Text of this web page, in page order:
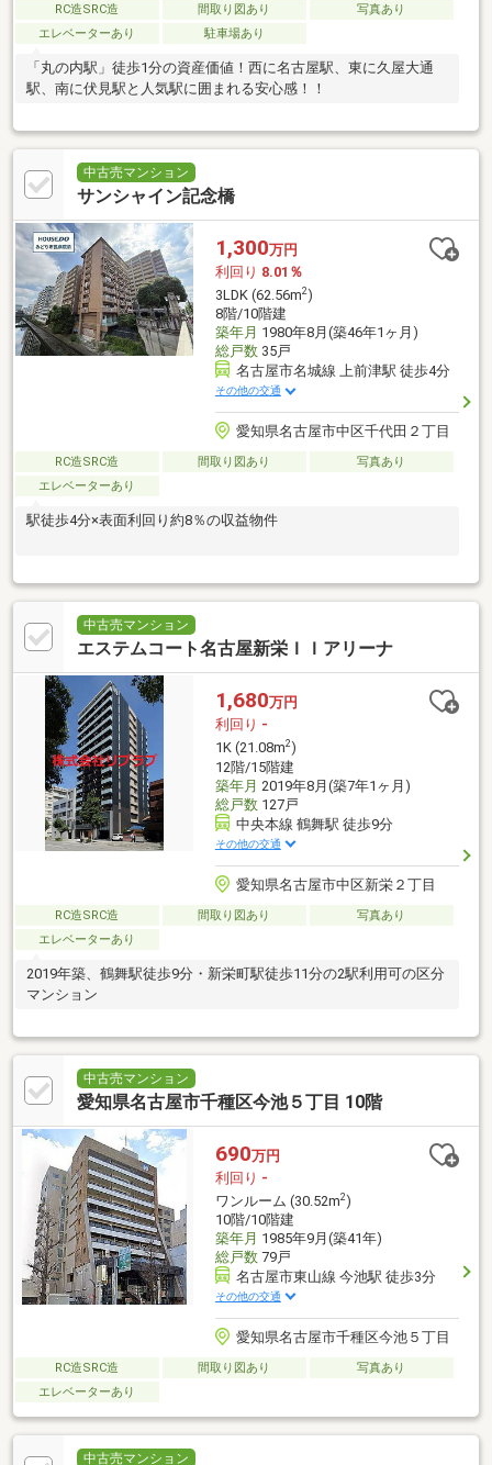
RC造SRC造 間取り図あり
写真あり
エレベーターあり
駐車場あり
「丸の内駅」徒歩1分の資産価値！西に名古屋駅、東に久屋大通
駅、南に伏見駅と人気駅に囲まれる安心感！！
中古売マンション
サンシャイン記念橋
1,300万円
利回り 8.01％
3LDK (62.56m2)
8階/10階建
築年月 1980年8月(築46年1ヶ月)
総戸数35戸
名古屋市名城線 上前津駅 徒歩4分
その他の交通
愛知県名古屋市中区千代田２丁目
RC造SRC造 間取り図あり
写真あり
エレベーターあり
駅徒歩4分×表面利回り約8％の収益物件
中古売マンション
エステムコート名古屋新栄ＩＩアリーナ
1,680万円
利回り -
1K (21.08m2)
12階/15階建
築年月 2019年8月(築7年1ヶ月)
総戸数127戸
中央本線 鶴舞駅 徒歩9分
その他の交通
愛知県名古屋市中区新栄２丁目
RC造SRC造 間取り図あり
写真あり
エレベーターあり
2019年築、鶴舞駅徒歩9分・新栄町駅徒歩11分の2駅利用可の区分
マンション
中古売マンション
愛知県名古屋市千種区今池５丁目 10階
690万円
利回り -
ワンルーム (30.52m2)
10階/10階建
築年月 1985年9月(築41年)
総戸数79戸
名古屋市東山線 今池駅 徒歩3分
その他の交通
愛知県名古屋市千種区今池５丁目
RC造SRC造 間取り図あり
写真あり
エレベーターあり
中古売マンション